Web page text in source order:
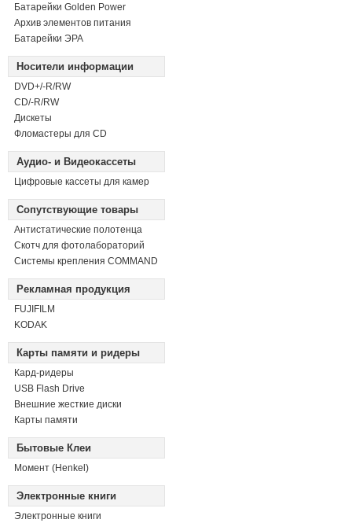
Батарейки Golden Power
Архив элементов питания
Батарейки ЭРА
Носители информации
DVD+/-R/RW
СD/-R/RW
Дискеты
Фломастеры для CD
Аудио- и Видеокассеты
Цифровые кассеты для камер
Сопутствующие товары
Антистатические полотенца
Скотч для фотолабораторий
Системы крепления COMMAND
Рекламная продукция
FUJIFILM
KODAK
Карты памяти и ридеры
Кард-ридеры
USB Flash Drive
Внешние жесткие диски
Карты памяти
Бытовые Клеи
Момент (Henkel)
Электронные книги
Электронные книги